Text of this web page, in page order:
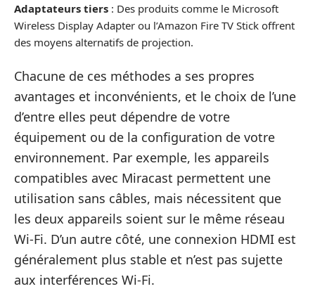
Adaptateurs tiers : Des produits comme le Microsoft
Wireless Display Adapter ou l’Amazon Fire TV Stick offrent
des moyens alternatifs de projection.
Chacune de ces méthodes a ses propres
avantages et inconvénients, et le choix de l’une
d’entre elles peut dépendre de votre
équipement ou de la configuration de votre
environnement. Par exemple, les appareils
compatibles avec Miracast permettent une
utilisation sans câbles, mais nécessitent que
les deux appareils soient sur le même réseau
Wi-Fi. D’un autre côté, une connexion HDMI est
généralement plus stable et n’est pas sujette
aux interférences Wi-Fi.